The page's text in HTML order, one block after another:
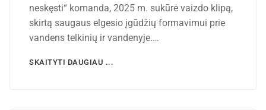
neskęsti“ komanda, 2025 m. sukūrė vaizdo klipą,
skirtą saugaus elgesio įgūdžių formavimui prie
vandens telkinių ir vandenyje.…
SKAITYTI DAUGIAU ...